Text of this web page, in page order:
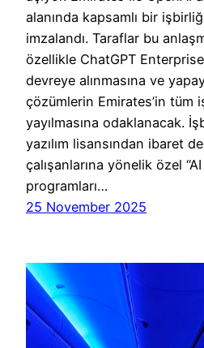
alanında kapsamlı bir
imzalandı. Taraflar bu
özellikle ChatGPT
devreye alınmasına ve
çözümlerin Emirates’in tüm
yayılmasına odaklanacak.
yazılım lisansından ibaret
çalışanlarına yönelik özel “AI
programları…
25 November 2025